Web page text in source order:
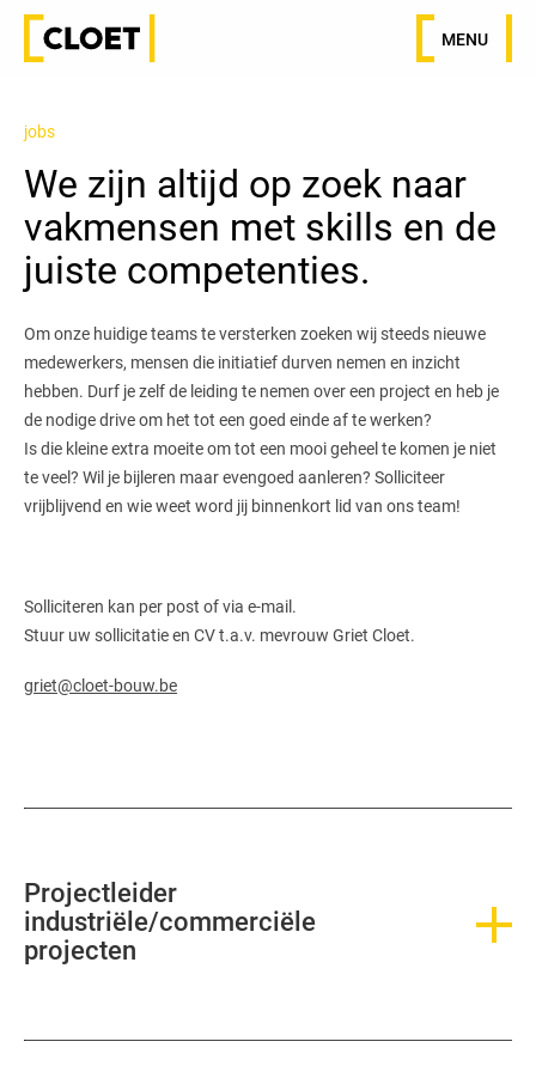
MENU
jobs
We zijn altijd op zoek naar
vakmensen met skills en de
juiste competenties.
Om onze huidige teams te versterken zoeken wij steeds nieuwe
medewerkers, mensen die initiatief durven nemen en inzicht
hebben. Durf je zelf de leiding te nemen over een project en heb je
de nodige drive om het tot een goed einde af te werken?
Is die kleine extra moeite om tot een mooi geheel te komen je niet
te veel? Wil je bijleren maar evengoed aanleren? Solliciteer
vrijblijvend en wie weet word jij binnenkort lid van ons team!
Solliciteren kan per post of via e-mail.
Stuur uw sollicitatie en CV t.a.v. mevrouw Griet Cloet.
griet@cloet-bouw.be
Projectleider
industriële/commerciële
projecten